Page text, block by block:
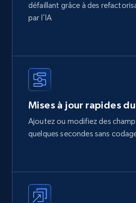
défaillant grâce à des
par l'IA
Mises à jour rapides
Ajoutez ou modifiez des
quelques secondes sans